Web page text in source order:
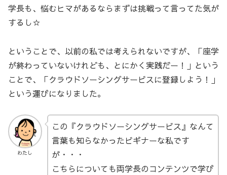
学長も、悩むヒマがあるならまずは挑戦って言ってた気が
するし☆
ということで、以前の私では考えられないですが、「座学
が終わっていないけれども、とにかく実践だー！」という
ことで、「クラウドソーシングサービスに登録しよう！」
という運びになりました。
わたし
この『クラウドソーシングサービス』なんて
言葉も知らなかったビギナーな私です
が・・・
こちらについても両学長のコンテンツで学び